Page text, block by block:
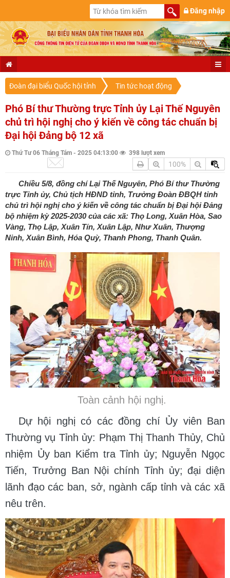
Đăng nhập
Đoàn đại biểu Quốc hội tỉnh Tin tức hoạt động
Phó Bí thư Thường trực Tỉnh ủy Lại Thế Nguyên
chủ trì hội nghị cho ý kiến về công tác chuẩn bị
Đại hội Đảng bộ 12 xã
Thứ Tư 06 Tháng Tám - 2025 04:13:00 398 lượt xem
100%
Chiều 5/8, đồng chí Lại Thế Nguyên, Phó Bí thư Thường
trực Tỉnh ủy, Chủ tịch HĐND tỉnh, Trưởng Đoàn ĐBQH tỉnh
chủ trì hội nghị cho ý kiến về công tác chuẩn bị Đại hội Đảng
bộ nhiệm kỳ 2025-2030 của các xã: Thọ Long, Xuân Hòa, Sao
Vàng, Thọ Lập, Xuân Tín, Xuân Lập, Như Xuân, Thượng
Ninh, Xuân Bình, Hóa Quỳ, Thanh Phong, Thanh Quân.
Toàn cảnh hội nghị.
Dự hội nghị có các đồng chí Ủy viên Ban
Thường vụ Tỉnh ủy: Phạm Thị Thanh Thủy, Chủ
nhiệm Ủy ban Kiểm tra Tỉnh ủy; Nguyễn Ngọc
Tiến, Trưởng Ban Nội chính Tỉnh ủy; đại diện
lãnh đạo các ban, sở, ngành cấp tỉnh và các xã
nêu trên.